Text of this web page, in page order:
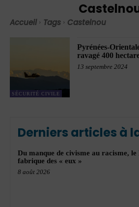
Accueil Tags Castelnou
SÉCURITÉ CIVILE
Pyrénées-
ravagé 400
13 septembre 2024
Derniers articles à
Du manque de civisme au racisme, le
fabrique des « eux »
8 août 2026